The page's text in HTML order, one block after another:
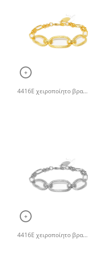
+
4416E χειροποίητο βραχιόλι with large impressive chains Catherine bijoux Χρυσό
+
4416E χειροποίητο βραχιόλι with large impressive chains Catherine bijoux Ασημί